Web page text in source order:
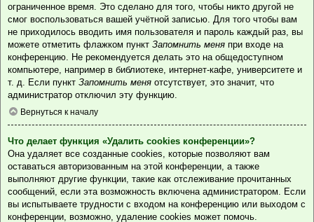
ограниченное время. Это сделано для того, чтобы никто другой не
смог воспользоваться вашей учётной записью. Для того чтобы вам
не приходилось вводить имя пользователя и пароль каждый раз, вы
можете отметить флажком пункт Запомнить меня при входе на
конференцию. Не рекомендуется делать это на общедоступном
компьютере, например в библиотеке, интернет-кафе, университете и
т. д. Если пункт Запомнить меня отсутствует, это значит, что
администратор отключил эту функцию.
Вернуться к началу
Что делает функция «Удалить cookies конференции»?
Она удаляет все созданные cookies, которые позволяют вам
оставаться авторизованным на этой конференции, а также
выполняют другие функции, такие как отслеживание прочитанных
сообщений, если эта возможность включена администратором. Если
вы испытываете трудности с входом на конференцию или выходом с
конференции, возможно, удаление cookies может помочь.